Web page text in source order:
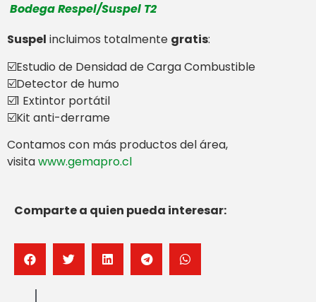
Bodega Respel/Suspel T2
Suspel incluimos totalmente gratis:
☑️Estudio de Densidad de Carga Combustible
☑️Detector de humo
☑️1 Extintor portátil
☑️Kit anti-derrame
Contamos con más productos del área,
visitawww.gemapro.cl
Comparte a quien pueda interesar: